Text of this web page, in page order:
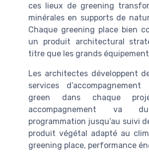
ces lieux de greening
minérales en supports de
Chaque greening place bien
un produit architectural
titre que les grands
Les architectes développent
services
green dans chaque
accompagnement va
programmation jusqu’au suivi
produit végétal adapté au
greening place, performance